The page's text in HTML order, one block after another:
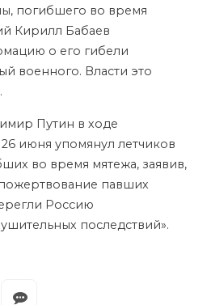
погибшего во время
Кирилл Бабаев
о его гибели
военного. Власти это
Путин в ходе
июня упомянул летчиков
во время мятежа, заявив,
павших
Россию
последствий».